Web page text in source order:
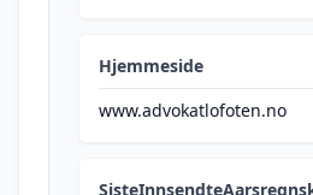
Hjemmeside
www.advokatlofoten.no